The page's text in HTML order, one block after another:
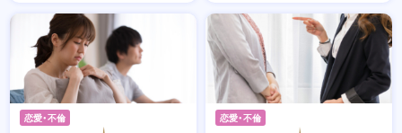
恋愛・不倫 恋愛・不倫